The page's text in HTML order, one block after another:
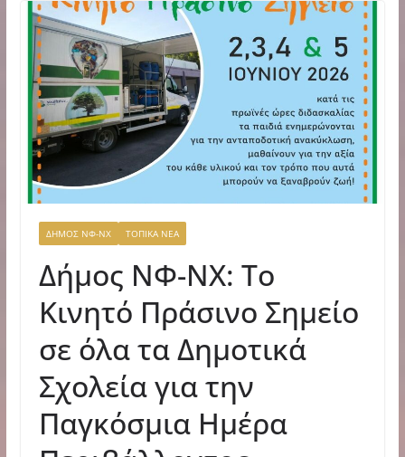
ΔΗΜΟΣ ΝΦ-ΝΧ ΤΟΠΙΚΑ ΝΕΑ
Δήμος ΝΦ-ΝΧ: Το
Κινητό Πράσινο Σημείο
σε όλα τα Δημοτικά
Σχολεία για την
Παγκόσμια Ημέρα